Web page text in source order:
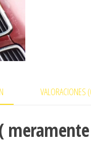
VALORACIONES